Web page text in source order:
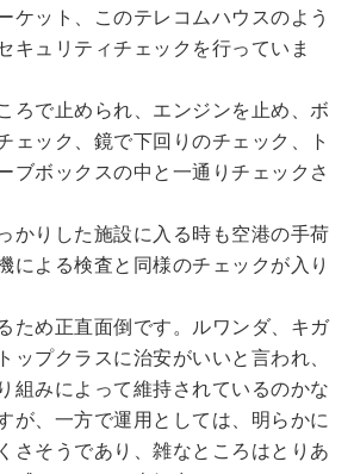
ケット、このテレコムハウスのよう
キュリティチェックを行っていま
ろで止められ、エンジンを止め、ボ
ェック、鏡で下回りのチェック、ト
ブボックスの中と一通りチェックさ
かりした施設に入る時も空港の手荷
による検査と同様のチェックが入り
ため正直面倒です。ルワンダ、キガ
ップクラスに治安がいいと言われ、
組みによって維持されているのかな
が、一方で運用としては、明らかに
さそうであり、雑なところはとりあ